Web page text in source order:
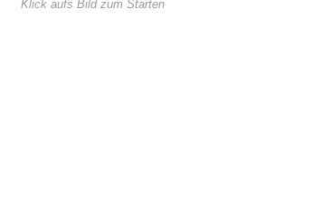
Klick aufs Bild zum Starten